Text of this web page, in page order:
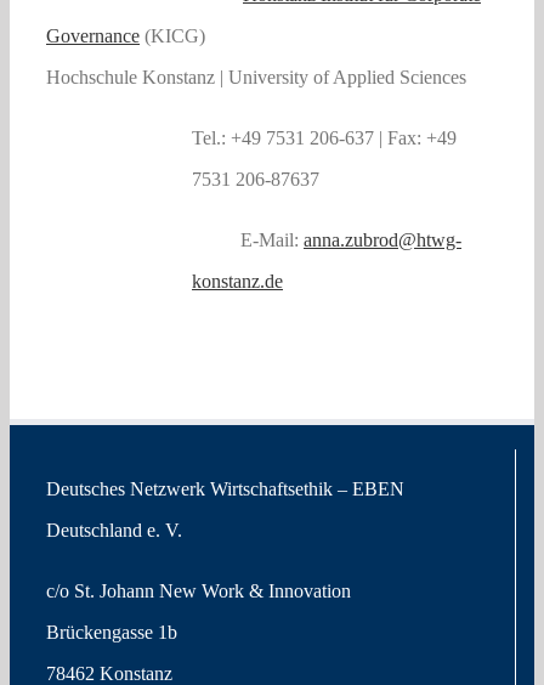
Governance (KICG)
Hochschule Konstanz | University of Applied Sciences
Tel.: +49 7531 206-637 | Fax: +49
7531 206-87637
E-Mail: anna.zubrod@htwg-
konstanz.de
Deutsches Netzwerk Wirtschaftsethik – EBEN
Deutschland e. V.
c/o St. Johann New Work & Innovation
Brückengasse 1b
78462 Konstanz